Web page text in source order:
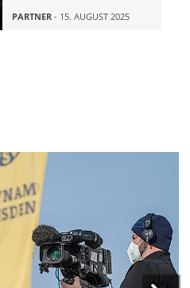
PARTNER - 15. AUGUST 2025